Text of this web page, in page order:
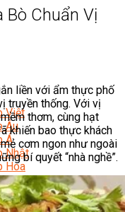
Việt
Âu
Á
Nhật
Hoa
Bò Chuẩn Vị
liền với ẩm thực phố
truyền thống. Với vị
thơm, cùng hạt
khiến bao thực khách
cơm ngon như ngoài
bí quyết “nhà nghề”.